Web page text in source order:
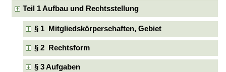
Teil 1 Aufbau und Rechtsstellung
§ 1 Mitgliedskörperschaften, Gebiet
§ 2 Rechtsform
§ 3 Aufgaben